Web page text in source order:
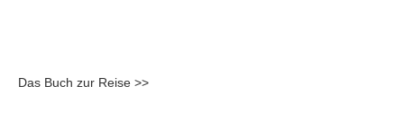
Das Buch zur Reise >>